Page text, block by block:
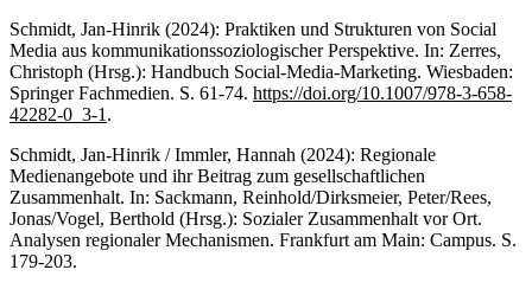
Schmidt, Jan-Hinrik (2024): Praktiken und Strukturen von Social
Media aus kommunikationssoziologischer Perspektive. In: Zerres,
Christoph (Hrsg.): Handbuch Social-Media-Marketing. Wiesbaden:
Springer Fachmedien. S. 61-74. https://doi.org/10.1007/978-3-658-
42282-0_3-1 .
Schmidt, Jan-Hinrik / Immler, Hannah (2024): Regionale
Medienangebote und ihr Beitrag zum gesellschaftlichen
Zusammenhalt. In: Sackmann, Reinhold/Dirksmeier, Peter/Rees,
Jonas/Vogel, Berthold (Hrsg.): Sozialer Zusammenhalt vor Ort.
Analysen regionaler Mechanismen. Frankfurt am Main: Campus. S.
179-203.